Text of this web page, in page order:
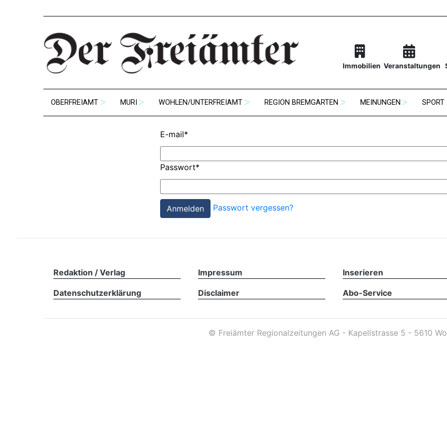
Immobilien Veranstaltungen
OBERFREIAMT MURI WOHLEN/UNTERFREIAMT REGION BREMGARTEN MEINUNGEN SPORT
E-mail*
Passwort*
Passwort vergessen?
Redaktion / Verlag Impressum Inserieren
Datenschutzerklärung Disclaimer Abo-Service
© Freiämter Regionalzeitungen AG - Kapellstrasse 5 - 5610